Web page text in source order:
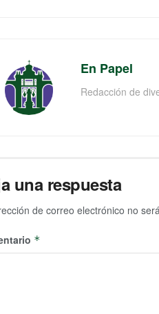
En Papel
Redacción de
una respuesta
de correo electrónico no
*